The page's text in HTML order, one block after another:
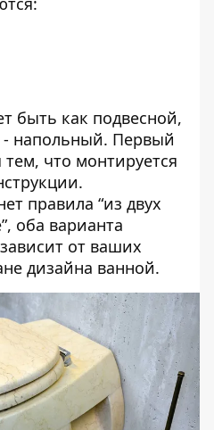
быть как подвесной,
- напольный. Первый
тем, что монтируется
правила “из двух
оба варианта
от ваших
дизайна ванной.